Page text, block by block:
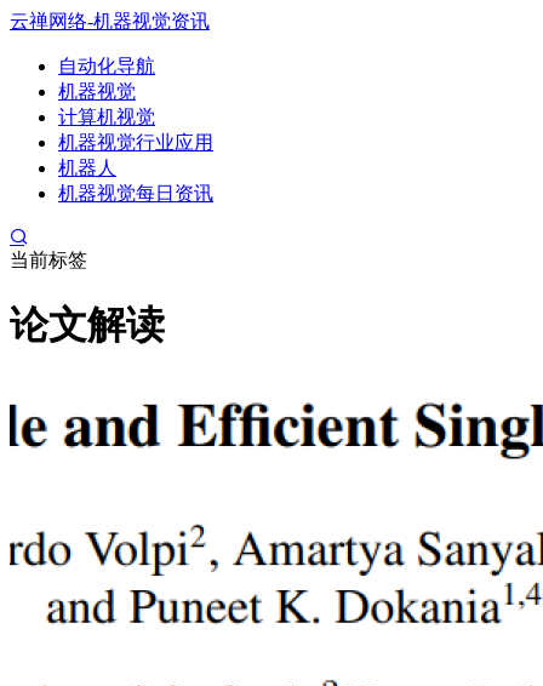
云禅网络-机器视觉资讯
自动化导航
机器视觉
计算机视觉
机器视觉行业应用
机器人
机器视觉每日资讯
当前标签
论文解读